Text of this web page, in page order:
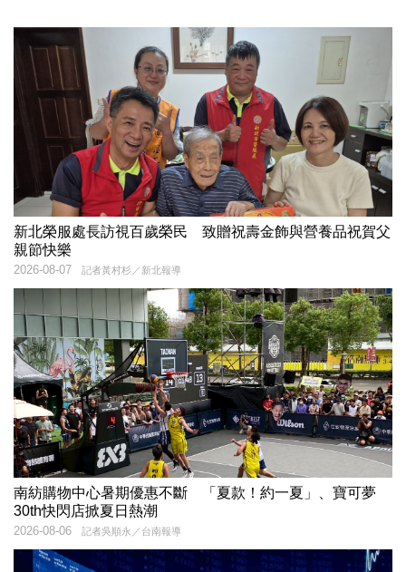
新北榮服處長訪視百歲榮民 致贈祝壽金飾與營養品祝賀父
親節快樂
記者黃村杉／新北報導
2026-08-07
南紡購物中心暑期優惠不斷 「夏款！約一夏」、寶可夢
30th快閃店掀夏日熱潮
記者吳順永／台南報導
2026-08-06